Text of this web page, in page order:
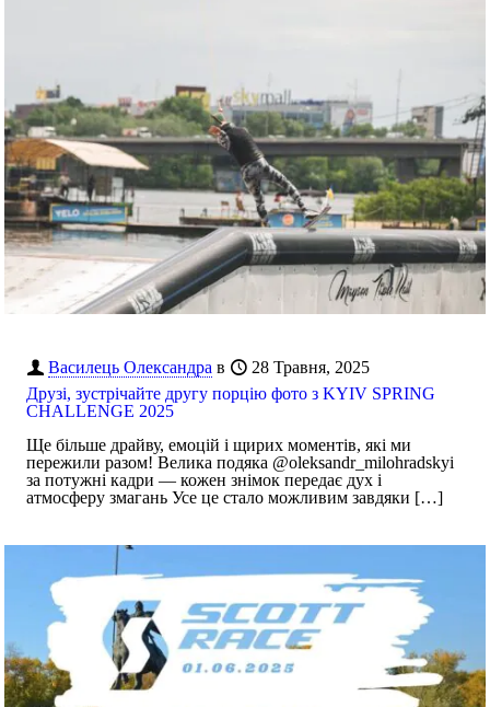
Василець Олександра в
28 Травня, 2025
Друзі, зустрічайте другу порцію фото з KYIV SPRING
CHALLENGE 2025
Ще більше драйву, емоцій і щирих моментів, які ми
пережили разом! Велика подяка @oleksandr_milohradskyi
за потужні кадри — кожен знімок передає дух і
атмосферу змагань Усе це стало можливим завдяки […]